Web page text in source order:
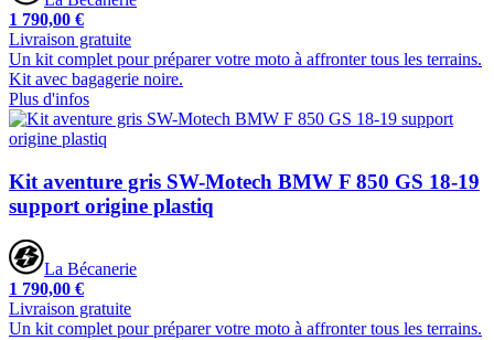
1 790,00 €
Livraison gratuite
Un kit complet pour préparer votre moto à affronter tous les terrains.
Kit avec bagagerie noire.
Plus d'infos
Kit aventure gris SW-Motech BMW F 850 GS 18-19
support origine plastiq
La Bécanerie
1 790,00 €
Livraison gratuite
Un kit complet pour préparer votre moto à affronter tous les terrains.